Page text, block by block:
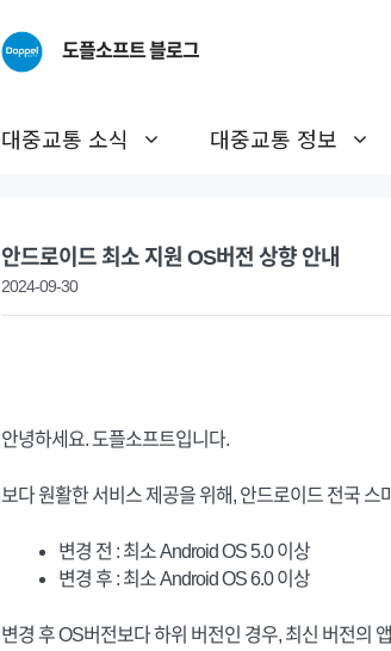
도플소프트 블로그
대중교통 소식 대중교통 정보
안드로이드 최소 지원 OS버전 상향 안내
2024-09-30
안녕하세요. 도플소프트입니다.
보다 원활한 서비스 제공을 위해, 안드로이드 전국
변경 전 : 최소 Android OS 5.0 이상
변경 후 : 최소 Android OS 6.0 이상
변경 후 OS버전보다 하위 버전인 경우, 최신 버전의